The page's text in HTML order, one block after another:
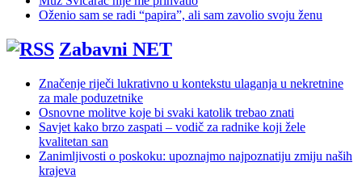
Oženio sam se radi “papira”, ali sam zavolio svoju ženu
Zabavni NET
Značenje riječi lukrativno u kontekstu ulaganja u nekretnine
za male poduzetnike
Osnovne molitve koje bi svaki katolik trebao znati
Savjet kako brzo zaspati – vodič za radnike koji žele
kvalitetan san
Zanimljivosti o poskoku: upoznajmo najpoznatiju zmiju naših
krajeva